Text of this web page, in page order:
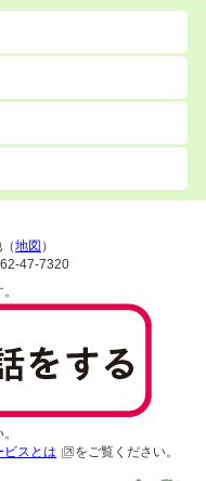
地図 ）
47-7320
ビスとは をご覧ください。